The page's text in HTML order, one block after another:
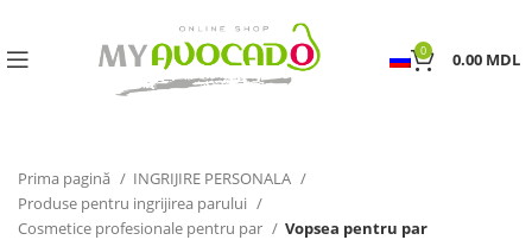
0 0.00 MDL
Prima pagină
INGRIJIRE PERSONALA
Produse pentru ingrijirea parului
Cosmetice profesionale pentru par
Vopsea pentru par